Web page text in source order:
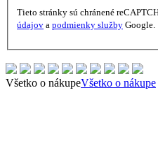
Tieto stránky sú chránené
údajov a podmienky služby Google.
Všetko o nákupeVšetko o nákupe